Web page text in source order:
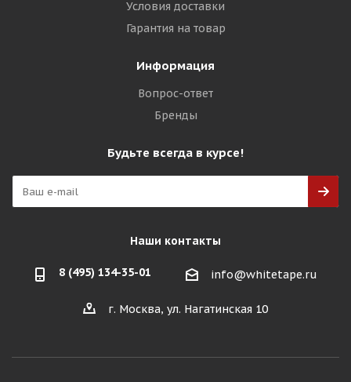
Условия доставки
Гарантия на товар
Информация
Вопрос-ответ
Бренды
Будьте всегда в курсе!
Наши контакты
8 (495) 134-35-01 info@whitetape.ru
г. Москва, ул. Нагатинская 10